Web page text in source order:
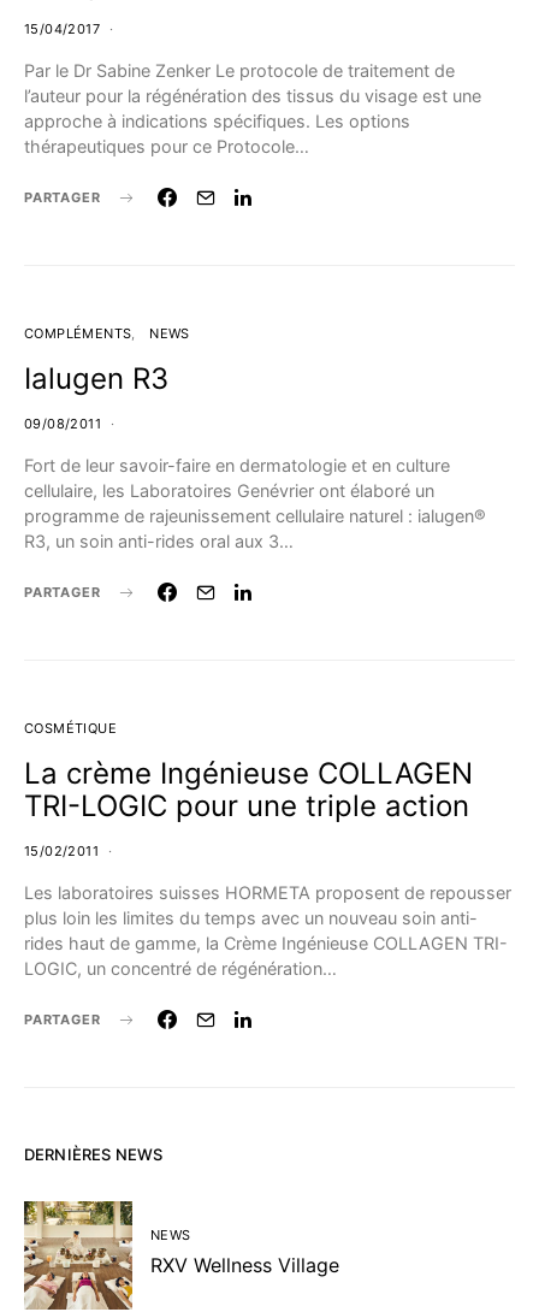
15/04/2017
Par le Dr Sabine Zenker Le protocole de traitement de
l’auteur pour la régénération des tissus du visage est une
approche à indications spécifiques. Les options
thérapeutiques pour ce Protocole…
PARTAGER
COMPLÉMENTS NEWS
Ialugen R3
09/08/2011
Fort de leur savoir-faire en dermatologie et en culture
cellulaire, les Laboratoires Genévrier ont élaboré un
programme de rajeunissement cellulaire naturel : ialugen®
R3, un soin anti-rides oral aux 3…
PARTAGER
COSMÉTIQUE
La crème Ingénieuse COLLAGEN
TRI-LOGIC pour une triple action
15/02/2011
Les laboratoires suisses HORMETA proposent de repousser
plus loin les limites du temps avec un nouveau soin anti-
rides haut de gamme, la Crème Ingénieuse COLLAGEN TRI-
LOGIC, un concentré de régénération…
PARTAGER
DERNIÈRES NEWS
NEWS
RXV Wellness Village